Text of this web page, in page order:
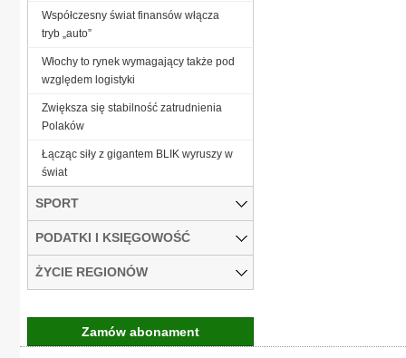
Współczesny świat finansów włącza
tryb „auto”
Włochy to rynek wymagający także pod
względem logistyki
Zwiększa się stabilność zatrudnienia
Polaków
Łącząc siły z gigantem BLIK wyruszy w
świat
SPORT
PODATKI I KSIĘGOWOŚĆ
ŻYCIE REGIONÓW
Zamów abonament